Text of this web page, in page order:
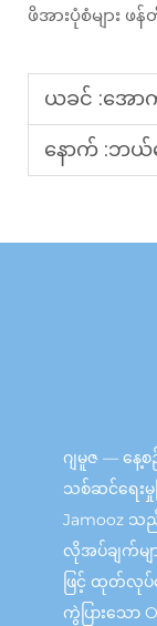
ဖိအားပုံစံများ ဖ
ယခင် :အောက်ပါ ခေါင်းမှု
နောက် :ဘယ်လေးမော်ဂ
ဂျမူဇ — နေ့
သစ်ဆင်ရေးမှု
Jamooz သ
လိုအပ်ချက်မျ
ဖြင့် ထုတ်လုပ်
ကွဲပြားသော